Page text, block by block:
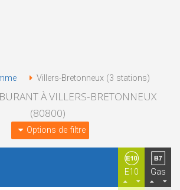
Villers-Bretonneux (3 stations)
À VILLERS-BRETONNEUX
(80800)
Options de filtre
E10 Gas